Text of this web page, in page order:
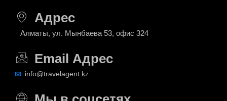
Адрес
Алматы, ул. Мынбаева 53, офис 324
Email Адрес
info@travelagent.kz